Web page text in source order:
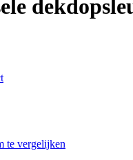
te vergelijken